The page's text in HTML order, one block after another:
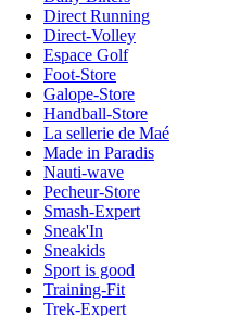
Direct Running
Direct-Volley
Espace Golf
Foot-Store
Galope-Store
Handball-Store
La sellerie de Maé
Made in Paradis
Nauti-wave
Pecheur-Store
Smash-Expert
Sneak'In
Sneakids
Sport is good
Training-Fit
Trek-Expert